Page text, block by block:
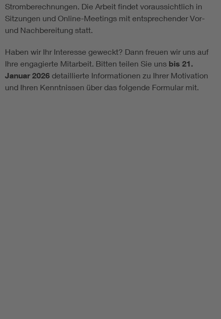
Stromberechnungen. Die Arbeit findet voraussichtlich in
Sitzungen und Online-Meetings mit entsprechender Vor-
und Nachbereitung statt.
Haben wir Ihr Interesse geweckt? Dann freuen wir uns auf
Ihre engagierte Mitarbeit. Bitten teilen Sie uns bis 21.
Januar 2026 detaillierte Informationen zu Ihrer Motivation
und Ihren Kenntnissen über das folgende Formular mit.